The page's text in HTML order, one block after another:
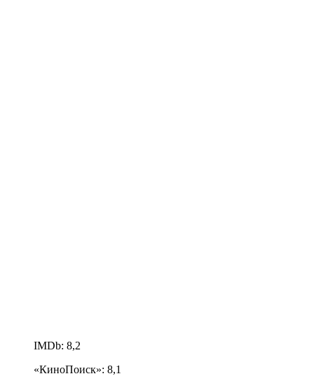
IMDb: 8,2
«КиноПоиск»: 8,1